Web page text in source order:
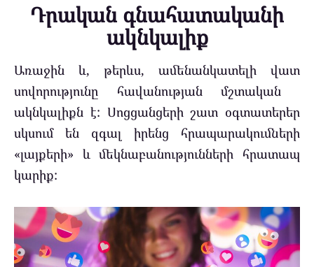
Դրական գնահատականի
ակնկալիք
Առաջին և, թերևս, ամենանկատելի վատ
սովորությունը հավանության մշտական ​​
ակնկալիքն է: Սոցցանցերի շատ օգտատերեր
սկսում են զգալ իրենց հրապարակումների
«լայքերի» և մեկնաբանությունների հրատապ
կարիք: